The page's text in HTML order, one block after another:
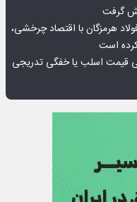
گرفت
هرمزگان با اقتصاد چرخشی،
کرده است
کالا؛ مهندسی قیمت اسلب یا خفگی تدریجی